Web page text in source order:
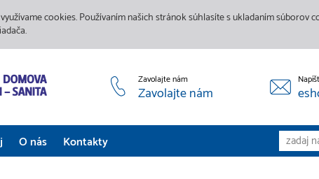
cookies. Používaním našich stránok súhlasíte s ukladaním súborov
Zavolajte nám
Zavolajte nám
O nás Kontakty